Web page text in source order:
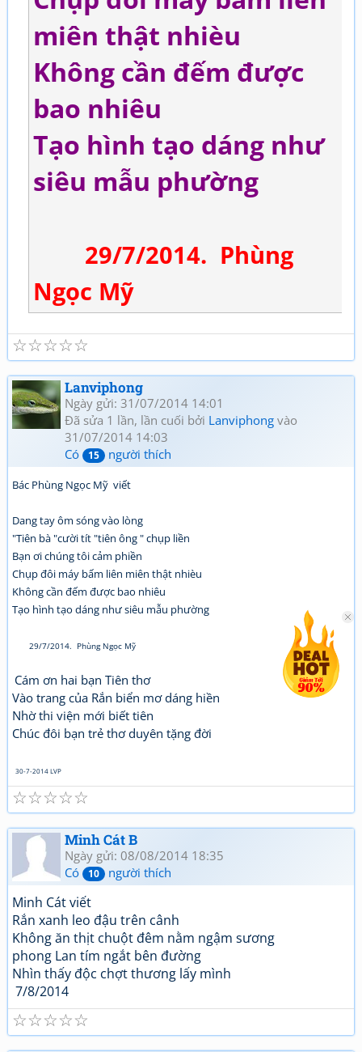
miên thật nhièu
Không cần đếm được
bao nhiêu
Tạo hình tạo dáng như
siêu mẫu phường
29/7/2014. Phùng
Ngọc Mỹ
☆
☆
☆
☆
☆
Lanviphong
Ngày gửi: 31/07/2014 14:01
Đã sửa 1 lần, lần cuối bởi Lanviphong vào
31/07/2014 14:03
Có
15 người thích
Bác Phùng Ngọc Mỹ viết
Dang tay ôm sóng vào lòng
"Tiên bà "cười tít "tiên ông " chụp liền
Bạn ơi chúng tôi cảm phiền
Chụp đôi máy bấm liên miên thật nhièu
Không cần đếm được bao nhiêu
Tạo hình tạo dáng như siêu mẫu phường
29/7/2014. Phùng Ngọc Mỹ
Cám ơn hai bạn Tiên thơ
Vào trang của Rắn biển mơ dáng hiền
Nhờ thi viện mới biết tiên
Chúc đôi bạn trẻ thơ duyên tặng đời
30-7-2014 LVP
☆
☆
☆
☆
☆
Minh Cát B
Ngày gửi: 08/08/2014 18:35
Có
10 người thích
Minh Cát viết
Rắn xanh leo đậu trên cânh
Không ăn thịt chuột đêm nằm ngậm sương
phong Lan tím ngắt bên đường
Nhìn thấy độc chợt thương lấy mình
7/8/2014
☆
☆
☆
☆
☆